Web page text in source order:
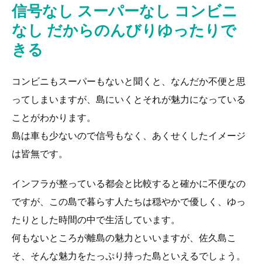
信号なし スーパーなし コンビニ
なし だからのんびりゆったりで
きる
コンビニもスーパーもないと聞くと、なんだか不便と思
ってしまいますが、島にいくとそれが魅力になっている
ことがわかります。
島は車も少ないので信号もなく、あくせくしたイメージ
は皆無です。
インフラが整っている都会と比較すると確かに不便なの
ですが、この島で暮らす人たちは穏やかで優しく、ゆっ
たりとした時間の中で生活しています。
何もないところが離島の魅力といいますが、佐久島こ
そ、そんな魅力をたっぷり持った島といえるでしょう。